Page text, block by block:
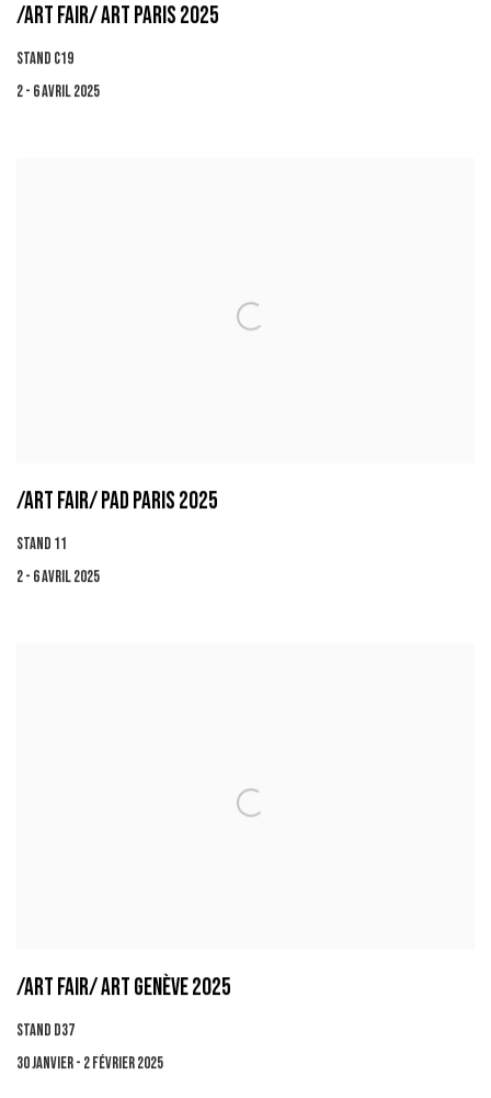
/ART FAIR/ ART PARIS 2025
STAND C19
2 - 6 AVRIL 2025
/ART FAIR/ PAD PARIS 2025
STAND 11
2 - 6 AVRIL 2025
/ART FAIR/ ART GENÈVE 2025
STAND D37
30 JANVIER - 2 FÉVRIER 2025